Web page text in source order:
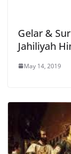
Gelar &
Jahiliyah
May 14, 2019